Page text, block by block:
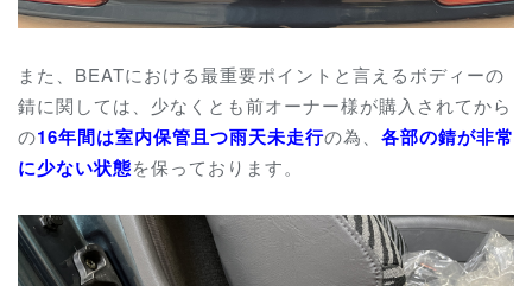
また、 BEATにおける最重要ポイントと言えるボディーの
錆に関しては、 少なくとも前オーナー様が購入されてから
の16年間は室内保管且つ雨天未走行の為、 各部の錆が非常
に少ない状態を保っております。